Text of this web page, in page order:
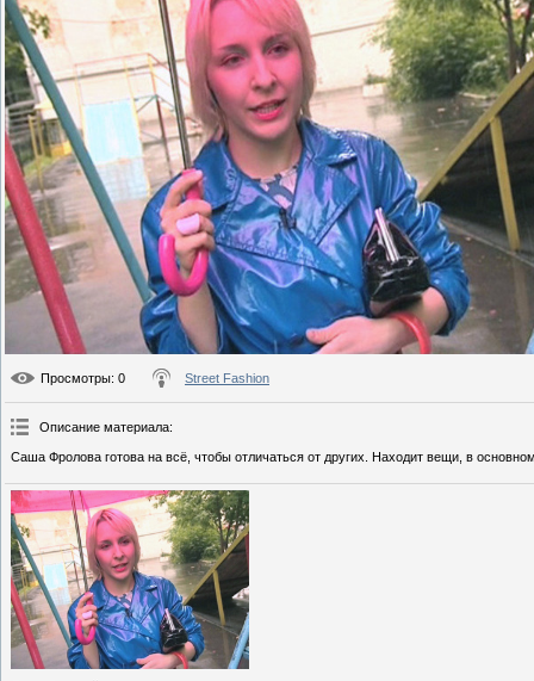
Просмотры: 0 Street Fashion
Описание материала:
Саша Фролова готова на всё, чтобы отличаться от других. Находит вещи, в